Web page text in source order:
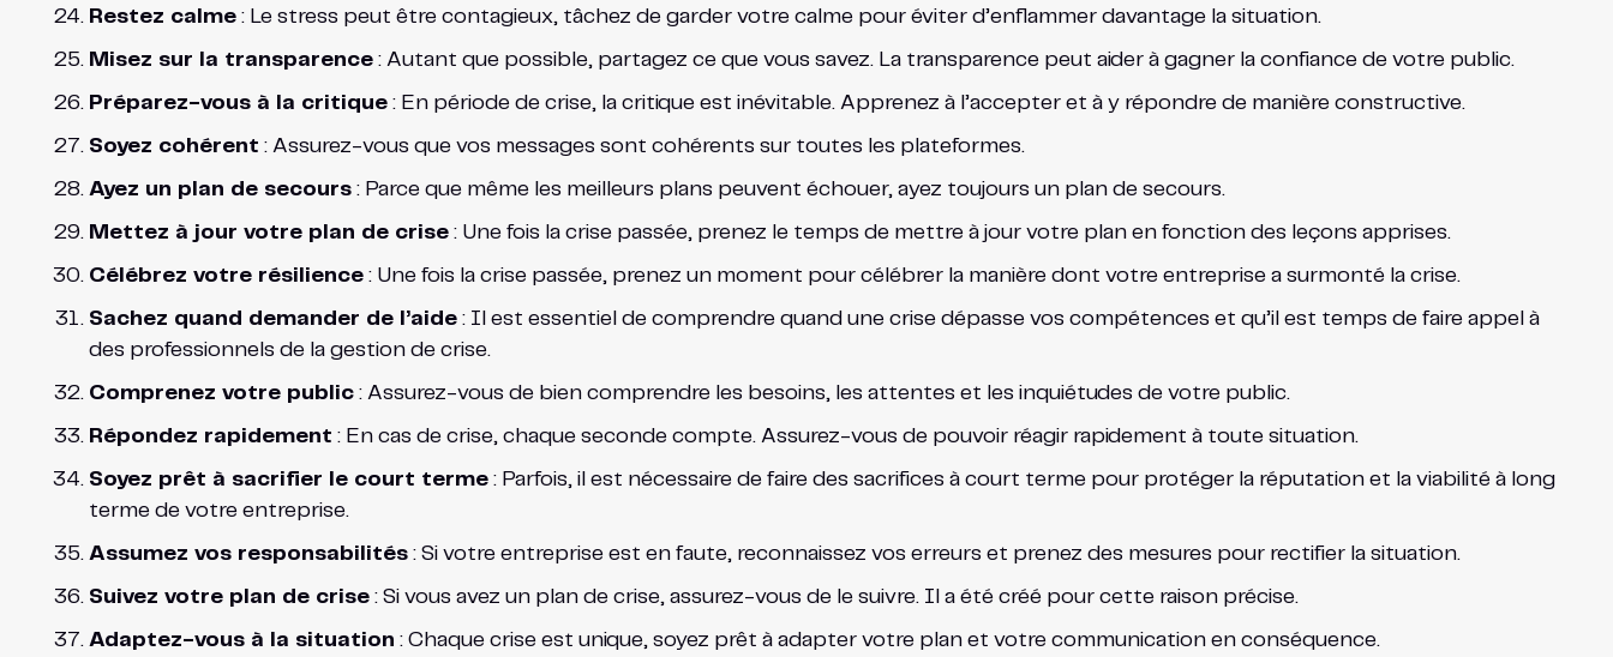
Restez calme: Le stress peut être contagieux, tâchez de garder votre calme pour éviter d’enflammer davantage la situation.
Misez sur la transparence: Autant que possible, partagez ce que vous savez. La transparence peut aider à gagner la confiance de votre public.
Préparez-vous à la critique: En période de crise, la critique est inévitable. Apprenez à l’accepter et à y répondre de manière constructive.
Soyez cohérent : Assurez-vous que vos messages sont cohérents sur toutes les plateformes.
Ayez un plan de secours: Parce que même les meilleurs plans peuvent échouer, ayez toujours un plan de secours.
Mettez à jour votre plan de crise: Une fois la crise passée, prenez le temps de mettre à jour votre plan en fonction des leçons apprises.
Célébrez votre résilience: Une fois la crise passée, prenez un moment pour célébrer la manière dont votre entreprise a surmonté la crise.
Sachez quand demander de l’aide: Il est essentiel de comprendre quand une crise dépasse vos compétences et qu’il est temps de faire appel à
des professionnels de la gestion de crise.
Comprenez votre public: Assurez-vous de bien comprendre les besoins, les attentes et les inquiétudes de votre public.
Répondez rapidement : En cas de crise, chaque seconde compte. Assurez-vous de pouvoir réagir rapidement à toute situation.
Soyez prêt à sacrifier le court terme: Parfois, il est nécessaire de faire des sacrifices à court terme pour protéger la réputation et la viabilité à long
terme de votre entreprise.
Assumez vos responsabilités: Si votre entreprise est en faute, reconnaissez vos erreurs et prenez des mesures pour rectifier la situation.
Suivez votre plan de crise: Si vous avez un plan de crise, assurez-vous de le suivre. Il a été créé pour cette raison précise.
Adaptez-vous à la situation : Chaque crise est unique, soyez prêt à adapter votre plan et votre communication en conséquence.